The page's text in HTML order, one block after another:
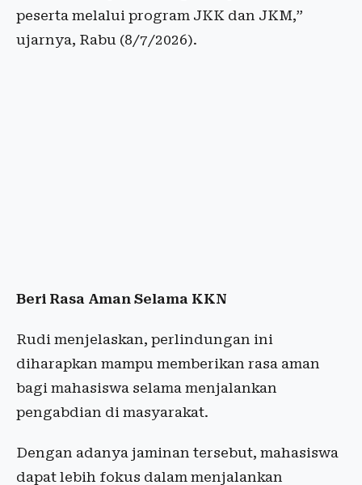
peserta melalui program JKK dan JKM,”
ujarnya, Rabu (8/7/2026).
Beri Rasa Aman Selama KKN
Rudi menjelaskan, perlindungan ini
diharapkan mampu memberikan rasa aman
bagi mahasiswa selama menjalankan
pengabdian di masyarakat.
Dengan adanya jaminan tersebut, mahasiswa
dapat lebih fokus dalam menjalankan